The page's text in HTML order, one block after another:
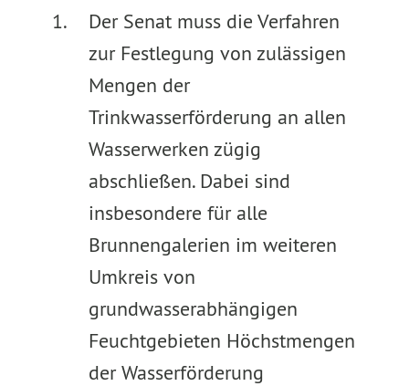
Der Senat muss die Verfahren
zur Festlegung von zulässigen
Mengen der
Trinkwasserförderung an allen
Wasserwerken zügig
abschließen. Dabei sind
insbesondere für alle
Brunnengalerien im weiteren
Umkreis von
grundwasserabhängigen
Feuchtgebieten Höchstmengen
der Wasserförderung